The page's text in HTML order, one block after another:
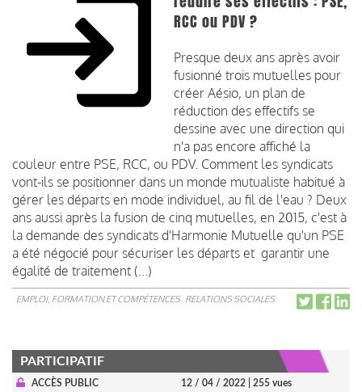
RCC ou PDV ?
Presque deux ans après avoir
fusionné trois mutuelles pour
créer Aésio, un plan de
réduction des effectifs se
dessine avec une direction qui
n'a pas encore affiché la
couleur entre PSE, RCC, ou PDV. Comment les syndicats
vont-ils se positionner dans un monde mutualiste habitué à
gérer les départs en mode individuel, au fil de l'eau ? Deux
ans aussi après la fusion de cinq mutuelles, en 2015, c'est à
la demande des syndicats d'Harmonie Mutuelle qu'un PSE
a été négocié pour sécuriser les départs et garantir une
égalité de traitement (...)
EMPLOI, FORMATION ET COMPÉTENCES RELATIONS SOCIALES
PARTICIPATIF
ACCÈS PUBLIC 12 / 04 / 2022 | 255 vues